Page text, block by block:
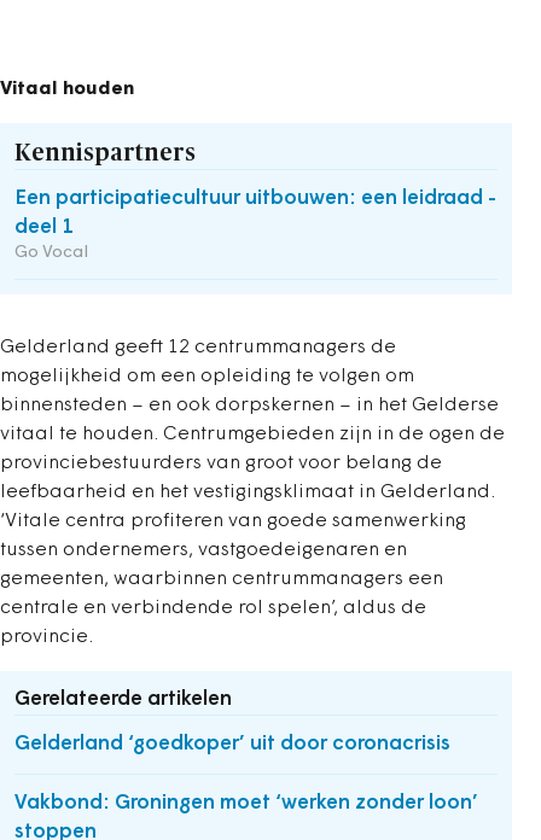
Vitaal houden
Kennispartners
Een participatiecultuur uitbouwen: een leidraad -
deel 1
Go Vocal
Gelderland geeft 12 centrummanagers de
mogelijkheid om een opleiding te volgen om
binnensteden – en ook dorpskernen – in het Gelderse
vitaal te houden. Centrumgebieden zijn in de ogen de
provinciebestuurders van groot voor belang de
leefbaarheid en het vestigingsklimaat in Gelderland.
‘Vitale centra profiteren van goede samenwerking
tussen ondernemers, vastgoedeigenaren en
gemeenten, waarbinnen centrummanagers een
centrale en verbindende rol spelen’, aldus de
provincie.
Gerelateerde artikelen
Gelderland ‘goedkoper’ uit door coronacrisis
Vakbond: Groningen moet ‘werken zonder loon’
stoppen